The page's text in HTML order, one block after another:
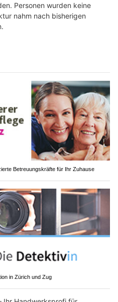
Personen wurden keine
nahm nach bisherigen
Betreuungskräfte für Ihr Zuhause
in Zürich und Zug